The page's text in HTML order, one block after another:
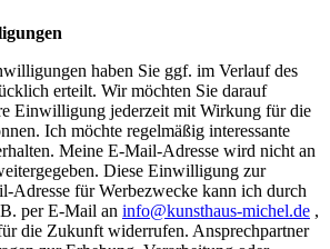
haben Sie ggf. im Verlauf des
erteilt. Wir möchten Sie darauf
Einwilligung jederzeit mit Wirkung für die
Ich möchte regelmäßig interessante
Meine E-Mail-Adresse wird nicht an
Diese Einwilligung zur
Adresse für Werbezwecke kann ich durch
per E-Mail an info@kunsthaus-michel.de ,
die Zukunft widerrufen. Ansprechpartner